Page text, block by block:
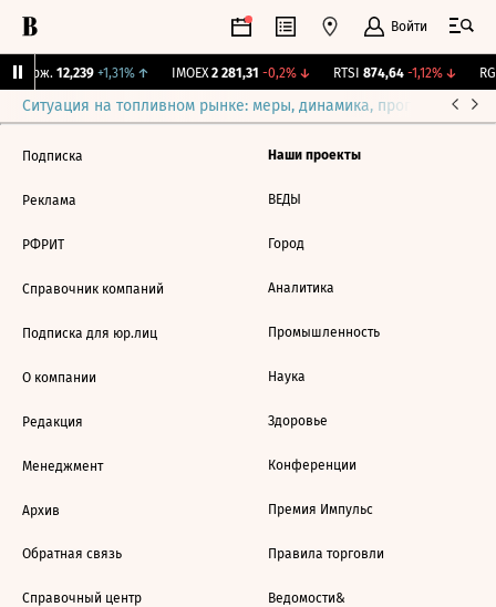
Войти
Бирж. 12,239 +1,31%↑ IMOEX 2 281,31 -0,2%↓ RTSI 874,64 -1,12%↓
Ситуация на топливном рынке: меры, динамика, прогнозы
Подписка
Реклама
РФРИТ
Справочник компаний
Подписка для юр.лиц
О компании
Редакция
Менеджмент
Архив
Обратная связь
Справочный центр
Наши проекты
ВЕДЫ
Город
Аналитика
Промышленность
Наука
Здоровье
Конференции
Премия Импульс
Правила торговли
Ведомости&